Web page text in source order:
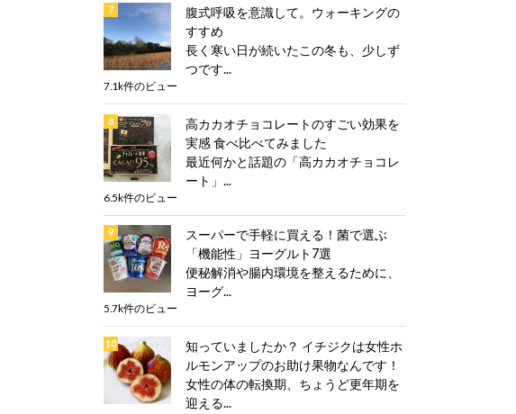
腹式呼吸を意識して。ウォーキングの
すすめ
長く寒い日が続いたこの冬も、少しず
つです...
7.1k件のビュー
高カカオチョコレートのすごい効果を
実感 食べ比べてみました
最近何かと話題の「高カカオチョコレ
ート」...
6.5k件のビュー
スーパーで手軽に買える！菌で選ぶ
「機能性」ヨーグルト7選
便秘解消や腸内環境を整えるために、
ヨーグ...
5.7k件のビュー
知っていましたか？ イチジクは女性ホ
ルモンアップのお助け果物なんです！
女性の体の転換期、ちょうど更年期を
迎える...